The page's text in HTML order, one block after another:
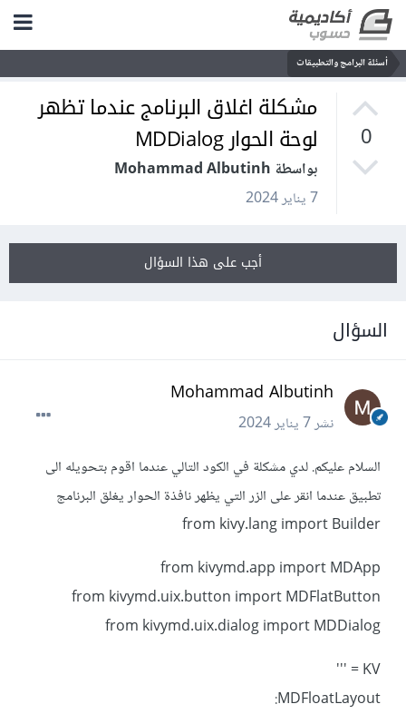
أسئلة البرامج والتطبيقات
0
مشكلة اغلاق البرنامج عندما تظهر
لوحة الحوار MDDialog
بواسطة Mohammad Albutinh
7 يناير 2024
أجب على هذا السؤال
السؤال
Mohammad Albutinh
نشر7 يناير 2024
السلام عليكم. لدي مشكلة في الكود التالي عندما اقوم بتحويله الى
تطبيق عندما انقر على الزر التي يظهر نافذة الحوار يغلق البرنامج
from kivy.lang import Builder
from kivymd.app import MDApp
from kivymd.uix.button import MDFlatButton
from kivymd.uix.dialog import MDDialog
KV = '''
MDFloatLayout: